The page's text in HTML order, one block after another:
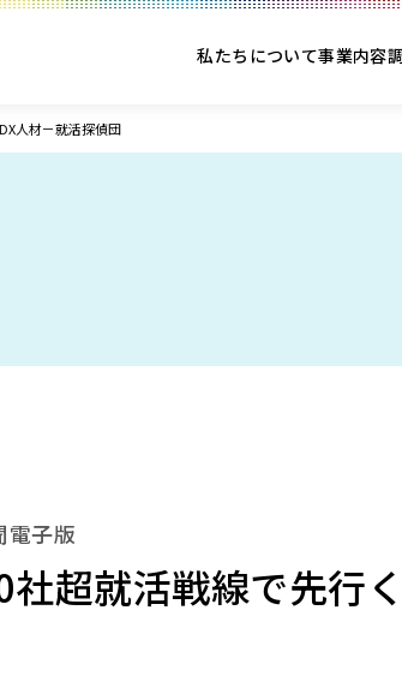
私たちについて事業内容
人材－就活探偵団
電子版
超就活戦線で先行